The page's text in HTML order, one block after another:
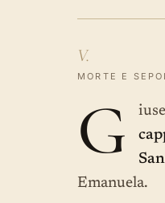
V.
MORTE E
G
Emanuela.